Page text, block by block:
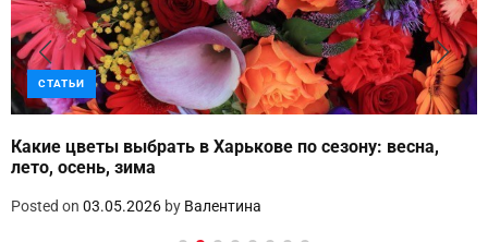
СТАТЬИ
Какие цветы выбрать в Харькове по сезону: весна,
лето, осень, зима
Posted on 03.05.2026 by Валентина